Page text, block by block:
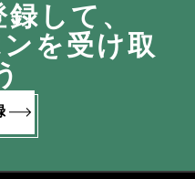
録して、
ンを受け取